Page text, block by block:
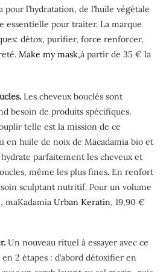
pour l’hydratation, de l’huile végétale
essentielle pour traiter. La marque
détox, purifier, force renforcer,
Make my mask,à partir de 35 € la
Les cheveux bouclés sont
besoin de produits spécifiques.
telle est la mission de ce
en huile de noix de Macadamia bio et
parfaitement les cheveux et
même les plus fines. En renfort
sculptant nutritif. Pour un volume
maKadamia Urban Keratin, 19,90 €
Un nouveau rituel à essayer avec ce
2 étapes : d’abord détoxifier en